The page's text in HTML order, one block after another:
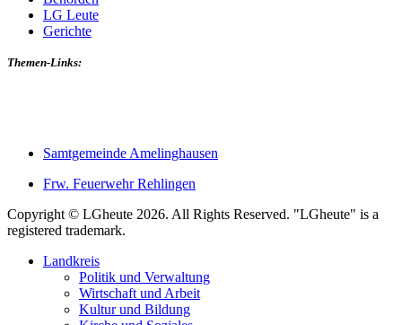
LG Leute
Gerichte
Themen-Links:
Samtgemeinde Amelinghausen
Frw. Feuerwehr Rehlingen
Copyright © LGheute 2026. All Rights Reserved. "LGheute" is a
registered trademark.
Landkreis
Politik und Verwaltung
Wirtschaft und Arbeit
Kultur und Bildung